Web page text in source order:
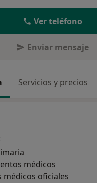
Ver teléfono
Enviar mensaje
Servicios y precios
médicos
médicos oficiales